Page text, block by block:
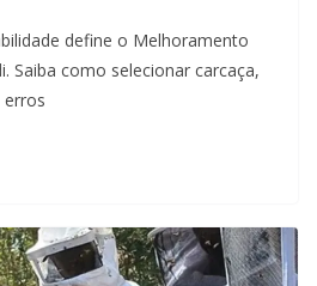
define o Melhoramento
Saiba como selecionar carcaça,